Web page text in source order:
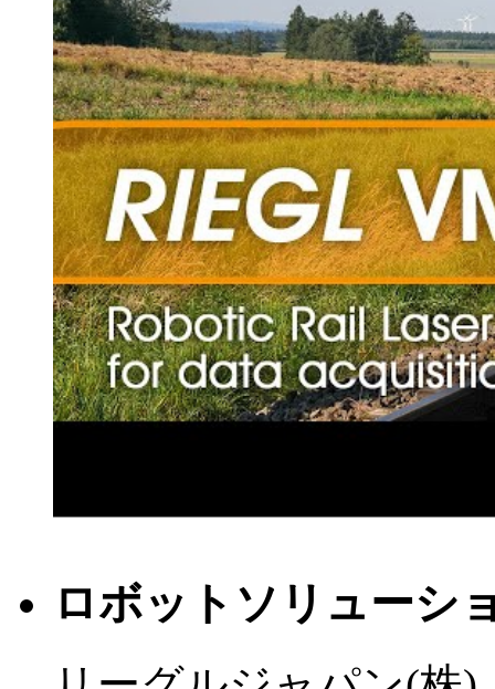
ロボットソリューシ